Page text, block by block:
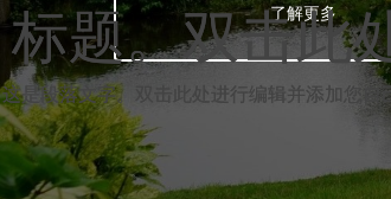
了解更多
标题。双击此
这是段落文字。双击此处进行编辑并添加您自
标题。双击此
这是段落文字。双击此处进行编辑并添加您自